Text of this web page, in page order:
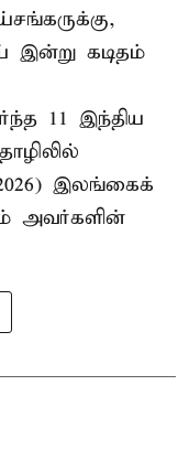
கடிதம்
11 இந்திய
இலங்கைக்
அவர்களின்